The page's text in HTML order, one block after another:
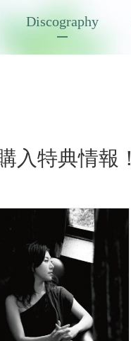
Discography
入特典情報！